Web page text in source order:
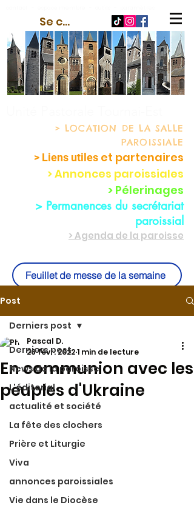
Se connecter
> LOCATION DE LA SALLE
PAROISSIALE
> Liens utiles et partenaires
> Annonces paroissiales
> Pélerinages
> Permanences du secrétariat
paroissial
> Agenda de la paroisse
Feuillet de messe de la semaine
Post
Derniers post
News de la paroisse
L'éditorial
actualité et société
La fête des clochers
Prière et Liturgie
Viva
annonces paroissiales
Vie dans le Diocèse
Derniers post
En communion avec les
peuples d'Ukraine
Pascal D.
26 févr. 20221 min de lecture